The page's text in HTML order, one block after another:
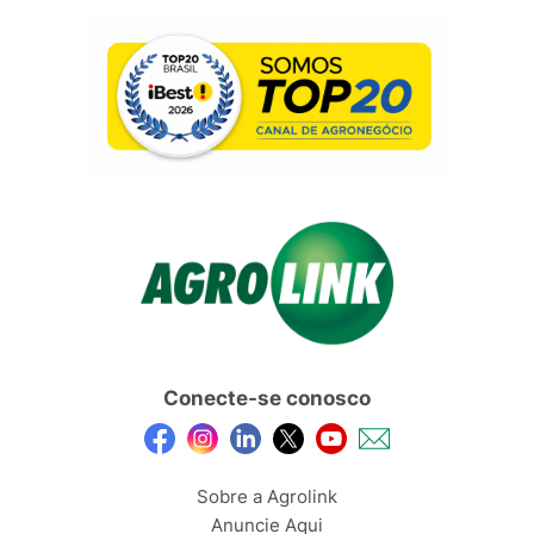
Conecte-se conosco
Sobre a Agrolink
Anuncie Aqui